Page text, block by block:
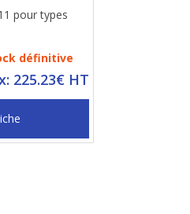
pour types
définitive
225.23€ HT